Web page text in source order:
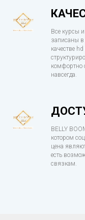
Все курсы
записаны
качестве
комфортно
навсегда.
BELLY
котором
цена
есть
связкам.